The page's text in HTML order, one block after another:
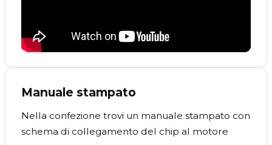
Manuale stampato
Nella confezione trovi un manuale stampato con
schema di collegamento del chip al motore